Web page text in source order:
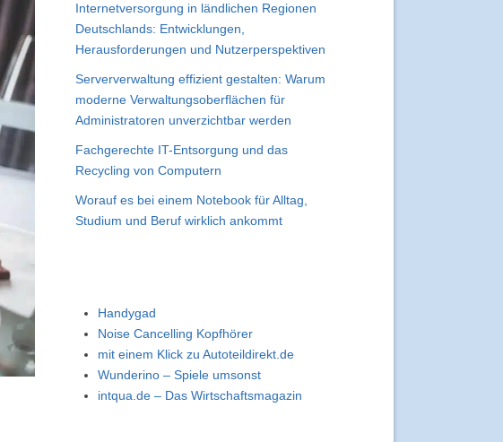
Internetversorgung in ländlichen Regionen
Deutschlands: Entwicklungen,
Herausforderungen und Nutzerperspektiven
Serververwaltung effizient gestalten: Warum
moderne Verwaltungsoberflächen für
Administratoren unverzichtbar werden
Fachgerechte IT-Entsorgung und das
Recycling von Computern
Worauf es bei einem Notebook für Alltag,
Studium und Beruf wirklich ankommt
Handygad
Noise Cancelling Kopfhörer
mit einem Klick zu Autoteildirekt.de
Wunderino – Spiele umsonst
intqua.de – Das Wirtschaftsmagazin